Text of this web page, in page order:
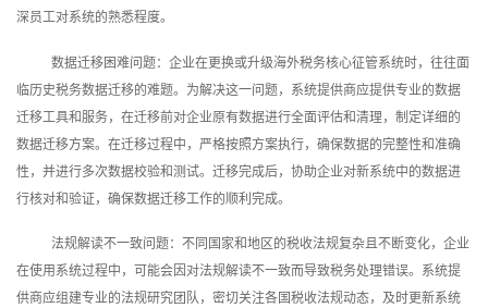
深员工对系统的熟悉程度。
数据迁移困难问题：企业在更换或升级海外税务核心征管系统时，往往面
临历史税务数据迁移的难题。为解决这一问题，系统提供商应提供专业的数据
迁移工具和服务，在迁移前对企业原有数据进行全面评估和清理，制定详细的
数据迁移方案。在迁移过程中，严格按照方案执行，确保数据的完整性和准确
性，并进行多次数据校验和测试。迁移完成后，协助企业对新系统中的数据进
行核对和验证，确保数据迁移工作的顺利完成。
法规解读不一致问题：不同国家和地区的税收法规复杂且不断变化，企业
在使用系统过程中，可能会因对法规解读不一致而导致税务处理错误。系统提
供商应组建专业的法规研究团队，密切关注各国税收法规动态，及时更新系统